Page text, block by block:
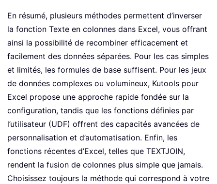
En résumé, plusieurs méthodes permettent d’inverser
la fonction Texte en colonnes dans Excel, vous offrant
ainsi la possibilité de recombiner efficacement et
facilement des données séparées. Pour les cas simples
et limités, les formules de base suffisent. Pour les jeux
de données complexes ou volumineux, Kutools pour
Excel propose une approche rapide fondée sur la
configuration, tandis que les fonctions définies par
l’utilisateur (UDF) offrent des capacités avancées de
personnalisation et d’automatisation. Enfin, les
fonctions récentes d’Excel, telles que TEXTJOIN,
rendent la fusion de colonnes plus simple que jamais.
Choisissez toujours la méthode qui correspond à votre